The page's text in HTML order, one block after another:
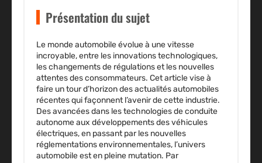
Présentation du sujet
Le monde automobile évolue à une vitesse
incroyable, entre les innovations technologiques,
les changements de régulations et les nouvelles
attentes des consommateurs. Cet article vise à
faire un tour d’horizon desactualités automobiles
récentesqui façonnent l’avenir de cette industrie.
Des avancées dans les technologies de conduite
autonome aux développements des véhicules
électriques, en passant par les nouvelles
réglementations environnementales, l’univers
automobile est en pleine mutation. Par